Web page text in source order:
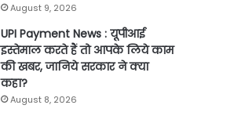
August 9, 2026
UPI Payment News : यूपीआई
इस्तेमाल करते हैं तो आपके लिये काम
की खबर, जानिये सरकार ने क्या
कहा?
August 8, 2026